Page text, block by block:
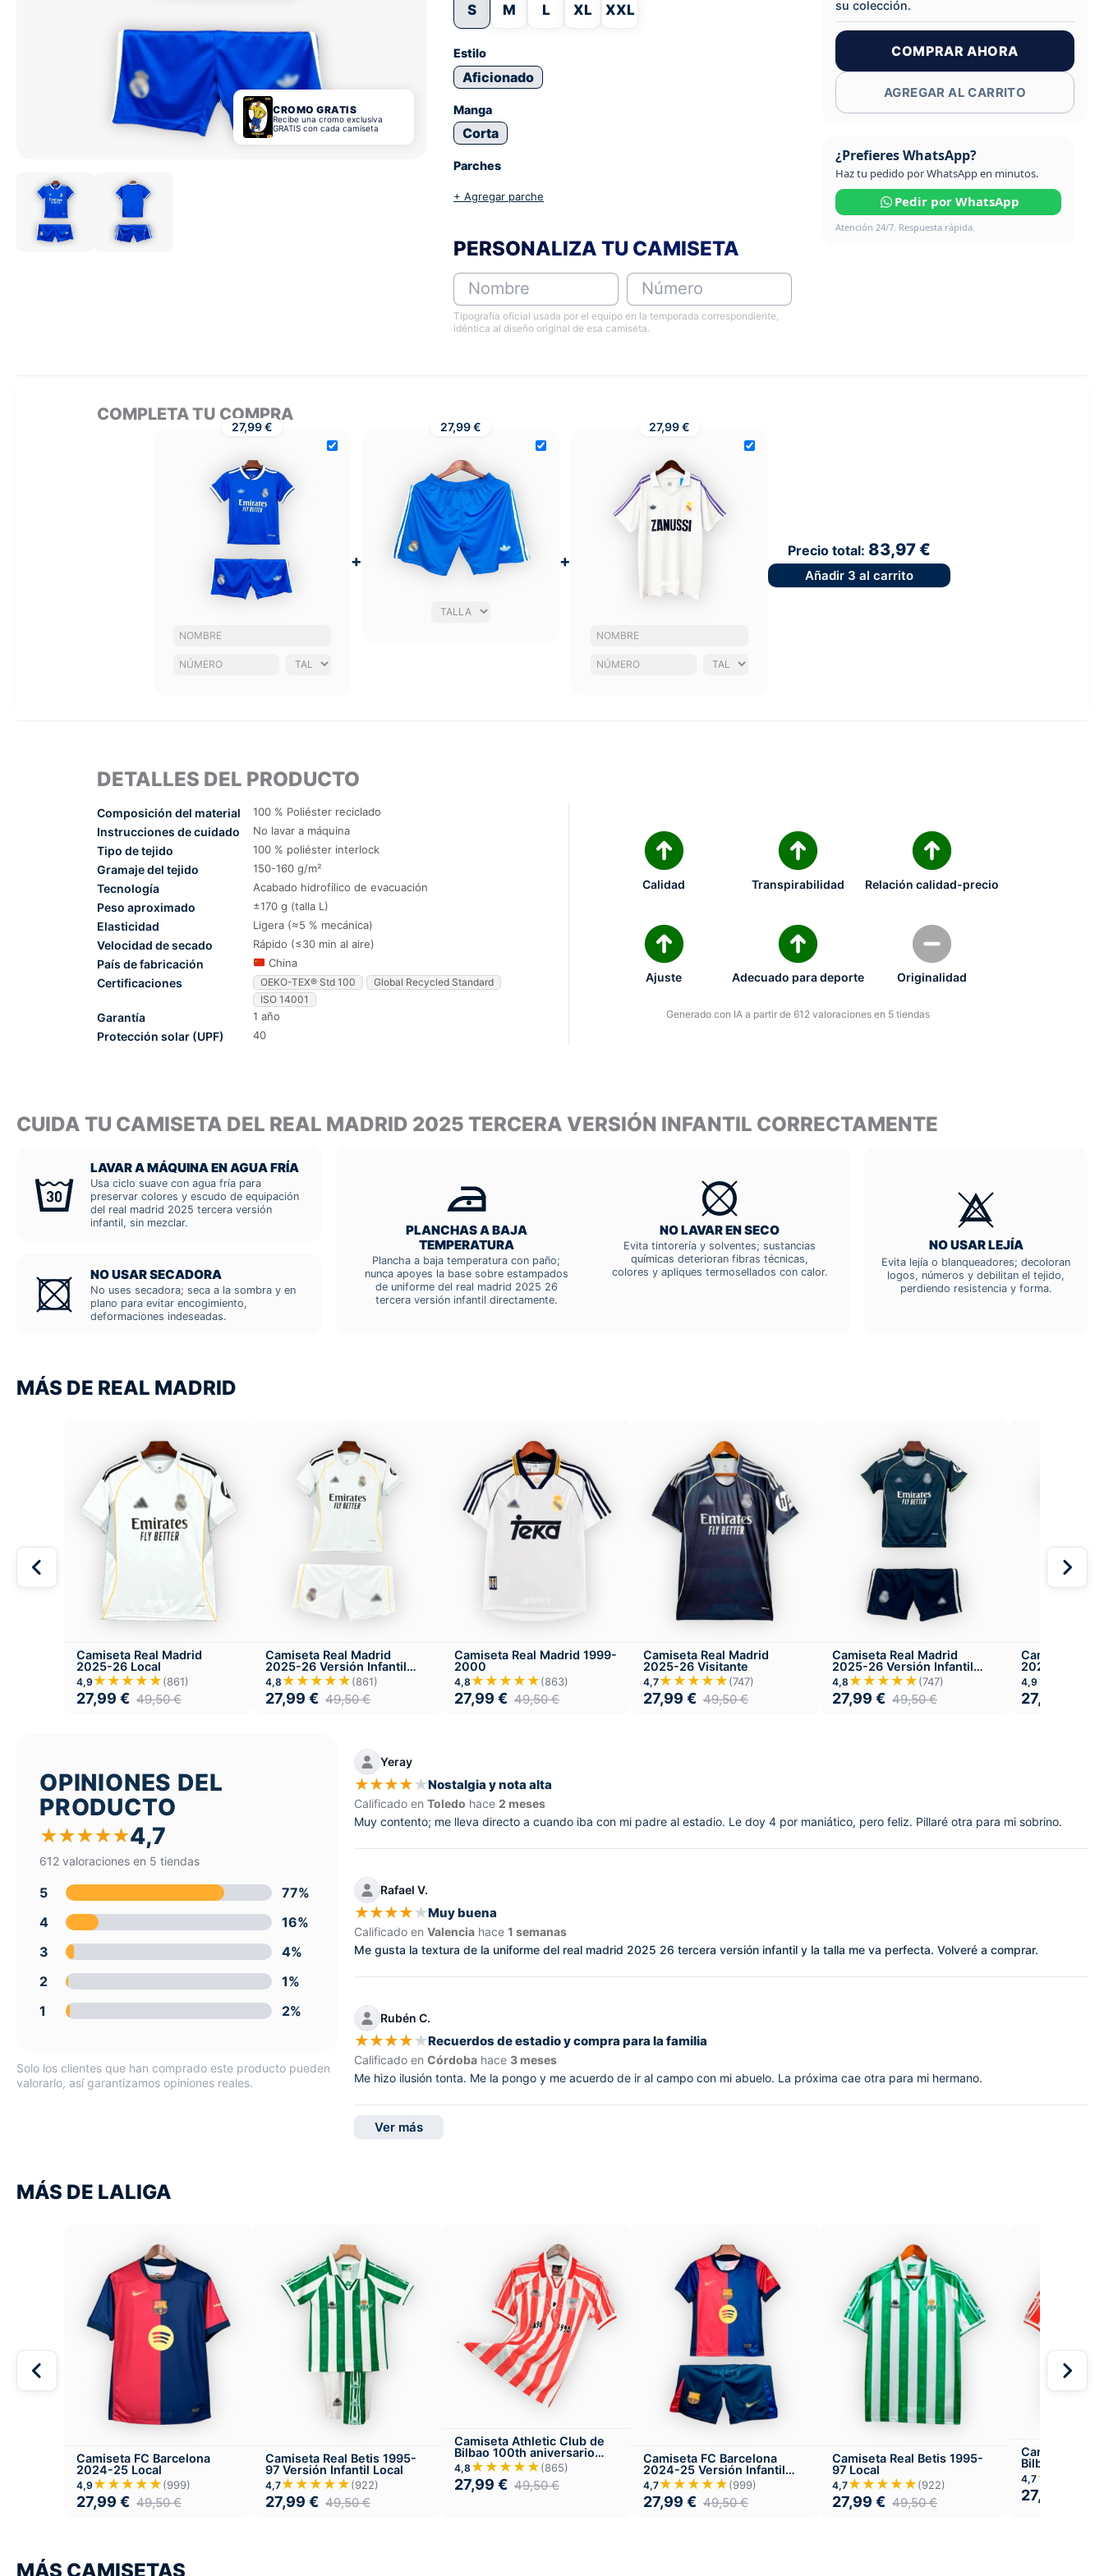
CROMO GRATIS
Recibe una cromo exclusiva
GRATIS con cada camiseta
S M L XL XXL
Estilo
Aficionado
Manga
Corta
Parches
+ Agregar parche
PERSONALIZA TU CAMISETA
Nombre Número
Tipografía oficial usada por el equipo en la temporada correspondiente,
idéntica al diseño original de esa camiseta.
su colección.
COMPRAR AHORA
AGREGAR AL CARRITO
¿Prefieres WhatsApp?
Haz tu pedido por WhatsApp en minutos.
Pedir por WhatsApp
Atención 24/7. Respuesta rápida.
COMPLETA TU COMPRA
27,99 €
+
27,99 €
+
27,99 €
Precio total: 83,97 €
Añadir 3 al carrito
DETALLES DEL PRODUCTO
Composición del material 100 % Poliéster reciclado
Instrucciones de cuidado No lavar a máquina
Tipo de tejido 100 % poliéster interlock
Gramaje del tejido 150-160 g/m²
Tecnología Acabado hidrofílico de evacuación
Peso aproximado ±170 g (talla L)
Elasticidad Ligera (≈5 % mecánica)
Velocidad de secado Rápido (≤30 min al aire)
País de fabricación China
Certificaciones OEKO-TEX® Std 100
Global Recycled Standard
ISO 14001
Garantía 1 año
Protección solar (UPF) 40
Calidad Transpirabilidad Relación calidad-precio
Ajuste Adecuado para deporte Originalidad
Generado con IA a partir de 612 valoraciones en 5 tiendas
CUIDA TU CAMISETA DEL REAL MADRID 2025 TERCERA VERSIÓN INFANTIL CORRECTAMENTE
LAVAR A MÁQUINA EN AGUA FRÍA
Usa ciclo suave con agua fría para
preservar colores y escudo de equipación
del real madrid 2025 tercera versión
infantil, sin mezclar.
NO USAR SECADORA
No uses secadora; seca a la sombra y en
plano para evitar encogimiento,
deformaciones indeseadas.
PLANCHAS A BAJA
TEMPERATURA
Plancha a baja temperatura con paño;
nunca apoyes la base sobre estampados
de uniforme del real madrid 2025 26
tercera versión infantil directamente.
NO LAVAR EN SECO
Evita tintorería y solventes; sustancias
químicas deterioran fibras técnicas,
colores y apliques termosellados con calor.
NO USAR LEJÍA
Evita lejía o blanqueadores; decoloran
logos, números y debilitan el tejido,
perdiendo resistencia y forma.
MÁS DE REAL MADRID
Camiseta Real Madrid
2025-26 Local
4,9 ★★★★★(861)
27,99 € 49,50€
Camiseta Real Madrid
2025-26 Versión Infantil
Local
4,8 ★★★★★(861)
27,99 € 49,50€
Camiseta Real Madrid 1999-
2000
4,8 ★★★★★(863)
27,99 € 49,50€
Camiseta Real Madrid
2025-26 Visitante
4,7★★★★★(747)
27,99 € 49,50€
Camiseta Real Madrid
2025-26 Versión Infantil
Visitante
4,8 ★★★★★(747)
27,99 € 49,50€
Camiseta
2024-25
Local
4,9
27,99
OPINIONES DEL
PRODUCTO
★★★★★4,7
612 valoraciones en 5 tiendas
5
77%
4
16%
3
4%
2
1%
1
2%
Solo los clientes que han comprado este producto pueden
valorarlo, así garantizamos opiniones reales.
Yeray
★★★★★Nostalgia y nota alta
Calificado enToledo hace2 meses
Muy contento; me lleva directo a cuando iba con mi padre al estadio. Le doy 4 por maniático, pero feliz. Pillaré otra para mi sobrino.
Rafael V.
★★★★★Muy buena
Calificado enValencia hace1 semanas
Me gusta la textura de la uniforme del real madrid 2025 26 tercera versión infantil y la talla me va perfecta. Volveré a comprar.
Rubén C.
★★★★★Recuerdos de estadio y compra para la familia
Calificado enCórdoba hace 3 meses
Me hizo ilusión tonta. Me la pongo y me acuerdo de ir al campo con mi abuelo. La próxima cae otra para mi hermano.
Ver más
MÁS DE LALIGA
Camiseta FC Barcelona
2024-25 Local
4,9 ★★★★★(999)
27,99 € 49,50€
Camiseta Real Betis 1995-
97 Versión Infantil Local
4,7★★★★★(922)
27,99 € 49,50€
Camiseta Athletic Club de
Bilbao 100th aniversario
1998
4,8 ★★★★★(865)
27,99 € 49,50€
Camiseta FC Barcelona
2024-25 Versión Infantil
Local
4,7★★★★★(999)
27,99 € 49,50€
Camiseta Real Betis 1995-
97 Local
4,7★★★★★(922)
27,99 € 49,50€
Camiseta
Bilbao 1995-
4,7
27,99
MÁS CAMISETAS